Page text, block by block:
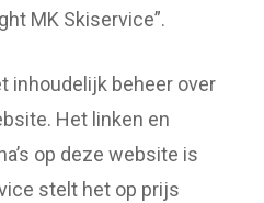
MK Skiservice”.
inhoudelijk beheer over
Het linken en
op deze website is
stelt het op prijs